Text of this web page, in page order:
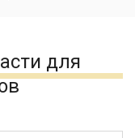
для